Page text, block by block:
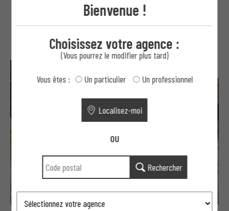
Suggestions
Bienvenue !
Choisissez votre agence :
(Vous pourrez le modifier plus tard)
Vous êtes : Un particulier Un professionnel
Localisez-moi
OU
Rechercher